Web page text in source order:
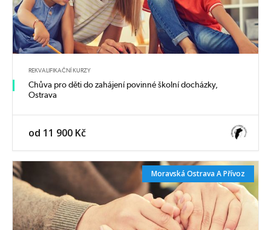
REKVALIFIKAČNÍ KURZY
Chůva pro děti do zahájení povinné školní docházky,
Ostrava
od 11 900 Kč
Moravská Ostrava A Přívoz